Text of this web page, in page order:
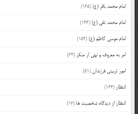
امام محمد باقر (ع)(165)
امام محمد تقی (ع)(146)
امام موسی کاظم (ع)(152)
امر به معروف و نهی از منکر (63)
امور تربیتی فرزندان(51)
انتظار (164)
انتظار از دیدگاه شخصیت ها (17)